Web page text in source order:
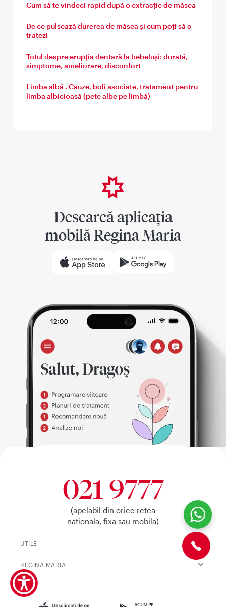
Cum să te vindeci rapid după o extracție de măsea
De ce pulsează durerea de măsea și cum poți să o
tratezi
Totul despre erupția dentară la bebeluși: durată,
simptome, ameliorare, disconfort
Limba albă . Cauze, boli asociate, tratament pentru
limba albicioasă (pete albe pe limbă)
Descarcă aplicația
mobilă Regina Maria
021 9777
(apelabil din orice retea
nationala, fixa sau mobila)
UTILE
REGINA MARIA